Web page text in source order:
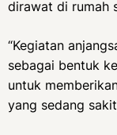
dirawat di rumah
“Kegiatan
sebagai bentuk
untuk
yang sedang